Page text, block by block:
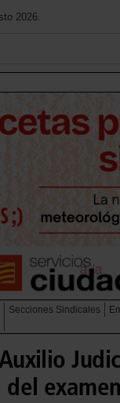
2026.
Secciones Sindicales